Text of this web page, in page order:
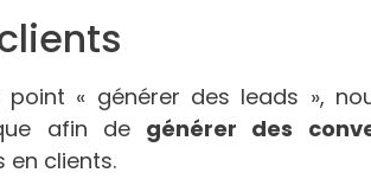
« générer des leads »,
afin de générer des
en clients.